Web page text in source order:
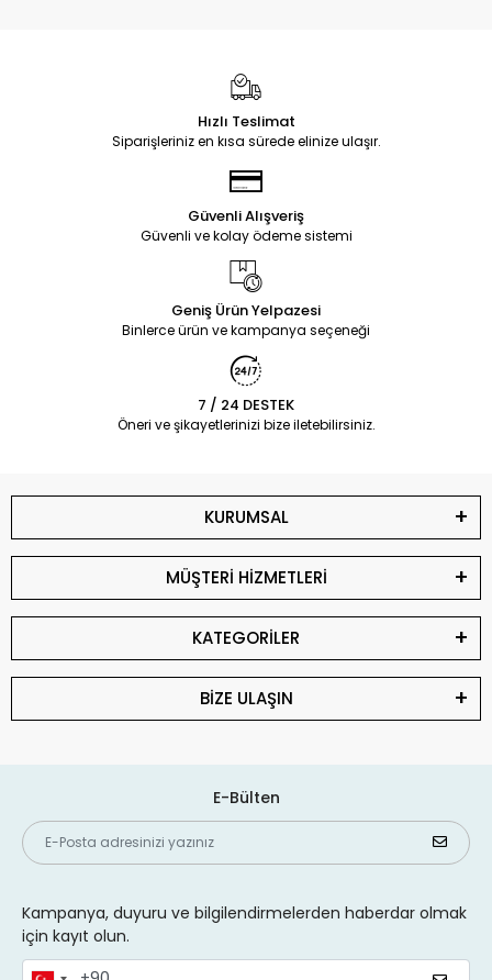
Hızlı Teslimat
Siparişleriniz en kısa sürede elinize ulaşır.
Güvenli Alışveriş
Güvenli ve kolay ödeme sistemi
Geniş Ürün Yelpazesi
Binlerce ürün ve kampanya seçeneği
7 / 24 DESTEK
Öneri ve şikayetlerinizi bize iletebilirsiniz.
KURUMSAL
MÜŞTERİ HİZMETLERİ
KATEGORİLER
BİZE ULAŞIN
E-Bülten
Kampanya, duyuru ve bilgilendirmelerden haberdar olmak
için kayıt olun.